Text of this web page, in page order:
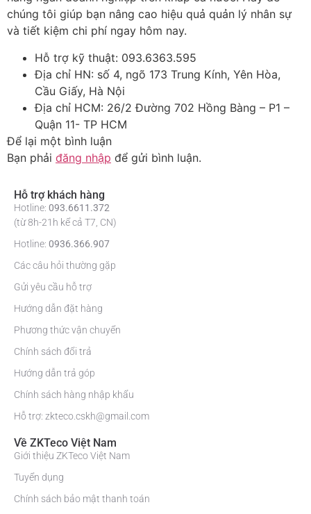
chúng tôi giúp bạn nâng cao hiệu quả quản lý nhân sự
và tiết kiệm chi phí ngay hôm nay.
Hỗ trợ kỹ thuật: 093.6363.595
Địa chỉ HN: số 4, ngõ 173 Trung Kính, Yên Hòa,
Cầu Giấy, Hà Nội
Địa chỉ HCM: 26/2 Đường 702 Hồng Bàng – P1 –
Quận 11- TP HCM
Để lại một bình luận
Bạn phải đăng nhập để gửi bình luận.
Hỗ trợ khách hàng
Hotline: 093.6611.372
(từ 8h-21h kể cả T7, CN)
Hotline: 0936.366.907
Các câu hỏi thường gặp
Gửi yêu cầu hỗ trợ
Hướng dẫn đặt hàng
Phương thức vận chuyển
Chính sách đổi trả
Hướng dẫn trả góp
Chính sách hàng nhập khẩu
Hỗ trợ: zkteco.cskh@gmail.com
Về ZKTeco Việt Nam
Giới thiệu ZKTeco Việt Nam
Tuyển dụng
Chính sách bảo mật thanh toán